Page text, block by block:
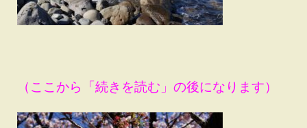
（ここから「続きを読む」の後になります）